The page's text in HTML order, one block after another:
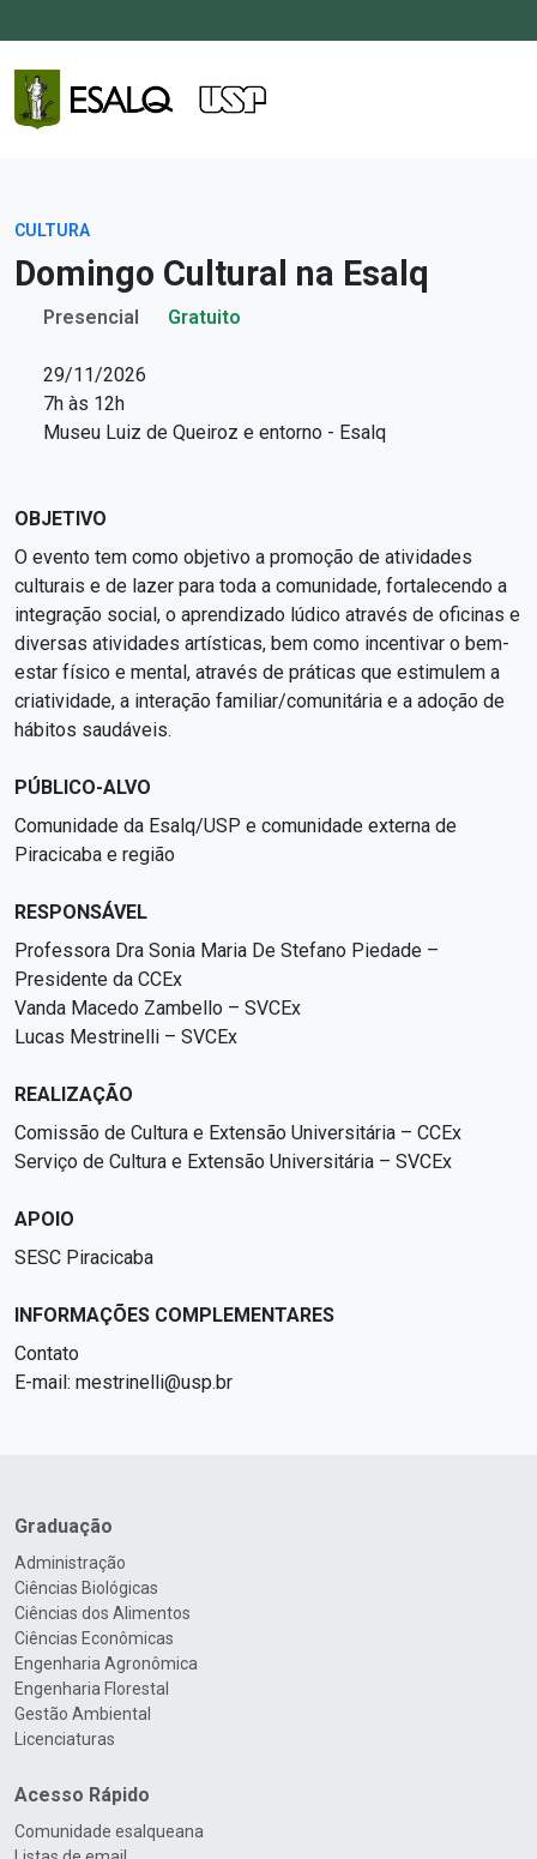
CULTURA
Domingo Cultural na Esalq
Presencial Gratuito
29/11/2026
7h às 12h
Museu Luiz de Queiroz e entorno - Esalq
OBJETIVO
O evento tem como objetivo a promoção de atividades
culturais e de lazer para toda a comunidade, fortalecendo a
integração social, o aprendizado lúdico através de oficinas e
diversas atividades artísticas, bem como incentivar o bem-
estar físico e mental, através de práticas que estimulem a
criatividade, a interação familiar/comunitária e a adoção de
hábitos saudáveis.
PÚBLICO-ALVO
Comunidade da Esalq/USP e comunidade externa de
Piracicaba e região
RESPONSÁVEL
Professora Dra Sonia Maria De Stefano Piedade –
Presidente da CCEx
Vanda Macedo Zambello – SVCEx
Lucas Mestrinelli – SVCEx
REALIZAÇÃO
Comissão de Cultura e Extensão Universitária – CCEx
Serviço de Cultura e Extensão Universitária – SVCEx
APOIO
SESC Piracicaba
INFORMAÇÕES COMPLEMENTARES
Contato
E-mail: mestrinelli@usp.br
Graduação
Administração
Ciências Biológicas
Ciências dos Alimentos
Ciências Econômicas
Engenharia Agronômica
Engenharia Florestal
Gestão Ambiental
Licenciaturas
Acesso Rápido
Comunidade esalqueana